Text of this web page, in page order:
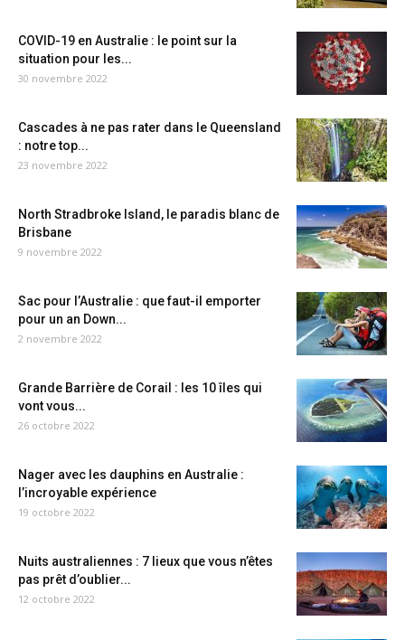
COVID-19 en Australie : le point sur la
situation pour les...
30 novembre 2022
Cascades à ne pas rater dans le Queensland
: notre top...
23 novembre 2022
North Stradbroke Island, le paradis blanc de
Brisbane
9 novembre 2022
Sac pour l’Australie : que faut-il emporter
pour un an Down...
2 novembre 2022
Grande Barrière de Corail : les 10 îles qui
vont vous...
26 octobre 2022
Nager avec les dauphins en Australie :
l’incroyable expérience
19 octobre 2022
Nuits australiennes : 7 lieux que vous n’êtes
pas prêt d’oublier...
12 octobre 2022